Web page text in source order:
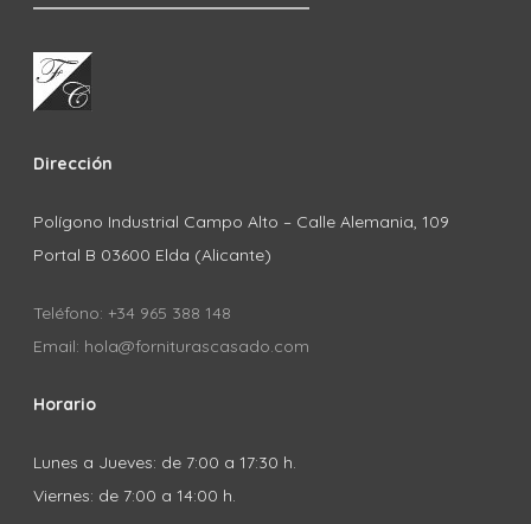
Dirección
Polígono Industrial Campo Alto – Calle Alemania, 109
Portal B 03600 Elda (Alicante)
Teléfono: +34 965 388 148
Email: hola@forniturascasado.com
Horario
Lunes a Jueves: de 7:00 a 17:30 h.
Viernes: de 7:00 a 14:00 h.